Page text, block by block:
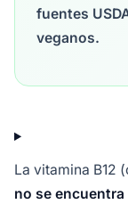
fuentes
veganos.
La vitamina B12
no se